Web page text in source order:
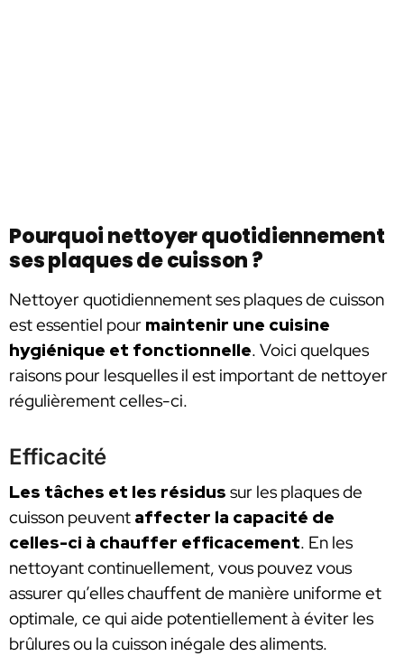
Pourquoi nettoyer quotidiennement
ses plaques de cuisson ?
Nettoyer quotidiennement ses plaques de cuisson
est essentiel pour maintenir une cuisine
hygiénique et fonctionnelle. Voici quelques
raisons pour lesquelles il est important de nettoyer
régulièrement celles-ci.
Efficacité
Les tâches et les résidus sur les plaques de
cuisson peuvent affecter la capacité de
celles-ci à chauffer efficacement. En les
nettoyant continuellement, vous pouvez vous
assurer qu’elles chauffent de manière uniforme et
optimale, ce qui aide potentiellement à éviter les
brûlures ou la cuisson inégale des aliments.